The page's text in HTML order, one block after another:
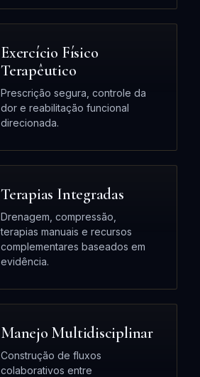
Exercício Físico
Terapêutico
Prescrição segura, controle da
dor e reabilitação funcional
direcionada.
Terapias Integradas
Drenagem, compressão,
terapias manuais e recursos
complementares baseados em
evidência.
Manejo Multidisciplinar
Construção de fluxos
colaborativos entre